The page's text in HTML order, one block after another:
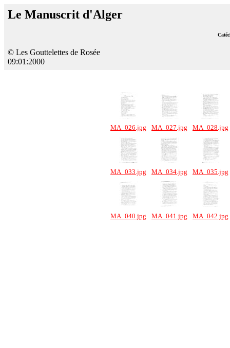
Le Manuscrit d'Alger
© Les Gouttelettes de Rosée
09:01:2000
MA_026.jpg MA_027.jpg MA_028.jpg
MA_033.jpg MA_034.jpg MA_035.jpg
MA_040.jpg MA_041.jpg MA_042.jpg